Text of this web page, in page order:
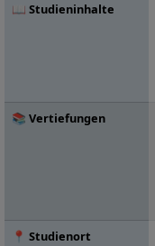
📖 Studieninhalte
📚 Vertiefungen
📍 Studienort